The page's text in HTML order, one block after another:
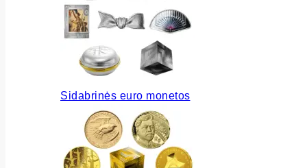
Sidabrinės euro monetos